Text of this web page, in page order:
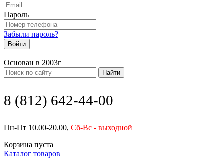
Пароль
Забыли пароль?
Войти
Основан в 2003г
Найти
8 (812) 642-44-00
Пн-Пт 10.00-20.00, Сб-Вс - выходной
Корзина пуста
Каталог товаров